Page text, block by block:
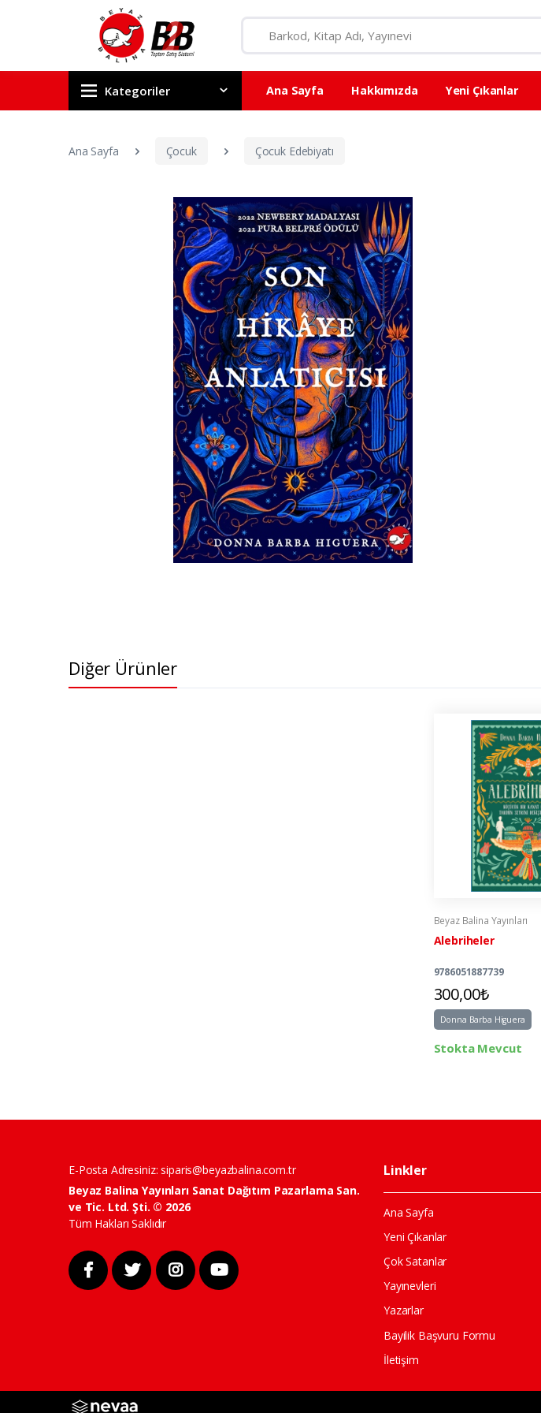
Kategoriler Ana Sayfa Hakkımızda Yeni Çıkanlar
Ana Sayfa Çocuk Çocuk Edebiyatı
Diğer Ürünler
Beyaz Balina Yayınları
Alebriheler
9786051887739
300,00₺
Donna Barba Higuera
Stokta Mevcut
E-Posta Adresiniz:siparis@beyazbalina.com.tr
Beyaz Balina Yayınları Sanat Dağıtım Pazarlama San.
ve Tic. Ltd. Şti. © 2026
Tüm Hakları Saklıdır
Linkler
Ana Sayfa
Yeni Çıkanlar
Çok Satanlar
Yayınevleri
Yazarlar
Bayilik Başvuru Formu
İletişim